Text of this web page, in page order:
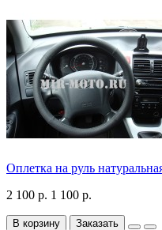
Оплетка на руль
2 100 р. 1 100 р.
В корзину Заказать